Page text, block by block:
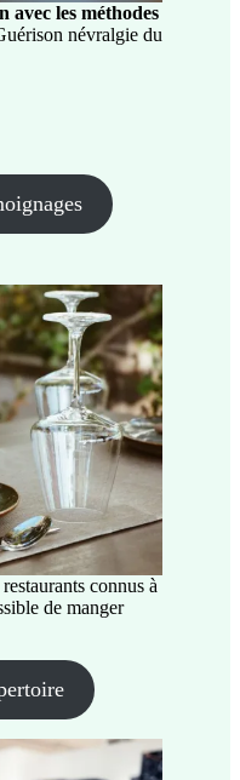
avec les méthodes
névralgie du
connus à
de manger